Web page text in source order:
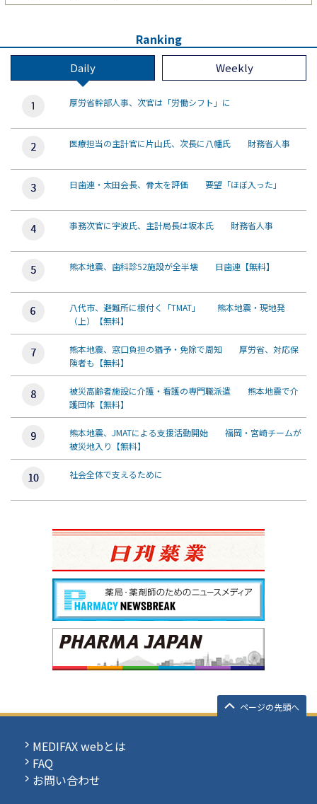
Ranking
Daily Weekly
厚労省幹部人事、次官は「労働シフト」に
医療担当の主計官に片山氏、次長に八幡氏 財務省人事
日歯連・太田会長、骨太を評価 要望「ほぼ入った」
事務次官に宇波氏、主計局長は坂本氏 財務省人事
熊本地震、歯科診52施設が全半壊 日歯連【無料】
八代市、避難所に根付く「TMAT」 熊本地震・現地発
（上）【無料】
熊本地震、窓口負担の猶予・免除で周知 厚労省、対応保
険者も【無料】
被災高齢者施設に介護・看護の専門職派遣 熊本地震で介
護団体【無料】
熊本地震、JMATによる支援活動開始 福岡・宮崎チームが
被災地入り【無料】
社会全体で支えるために
ページの先頭へ
MEDIFAX webとは
FAQ
お問い合わせ